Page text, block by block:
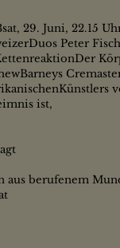
29. Juni, 22.15
Peter
ist,
aus berufenem